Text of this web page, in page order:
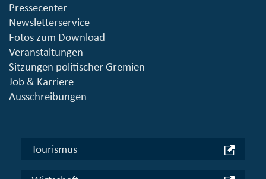
Pressecenter
Newsletterservice
Fotos zum Download
Veranstaltungen
Sitzungen politischer Gremien
Job & Karriere
Ausschreibungen
Tourismus